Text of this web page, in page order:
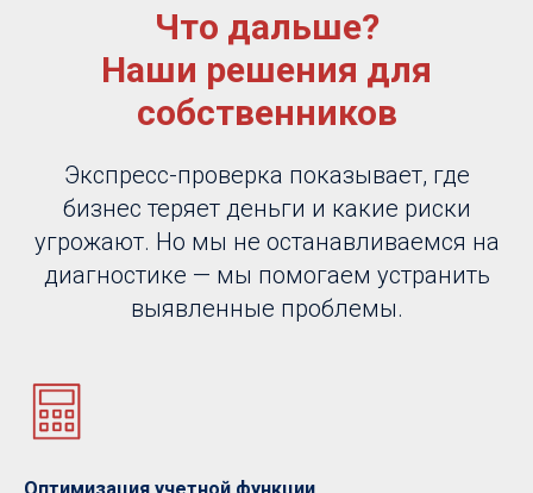
Что дальше?
Наши решения для
собственников
Экспресс-проверка показывает, где
бизнес теряет деньги и какие риски
угрожают. Но мы не останавливаемся на
диагностике — мы помогаем устранить
выявленные проблемы.